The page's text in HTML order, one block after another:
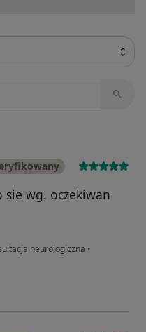
sie wg. oczekiwan
neurologiczna •